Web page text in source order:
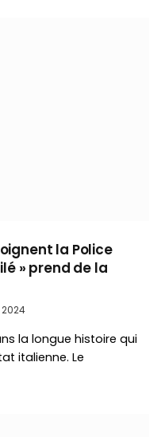
la Police
» prend de la
la longue histoire qui
italienne. Le